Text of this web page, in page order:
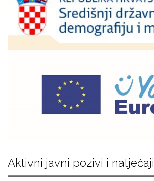
Aktivni javni pozivi i natječaji